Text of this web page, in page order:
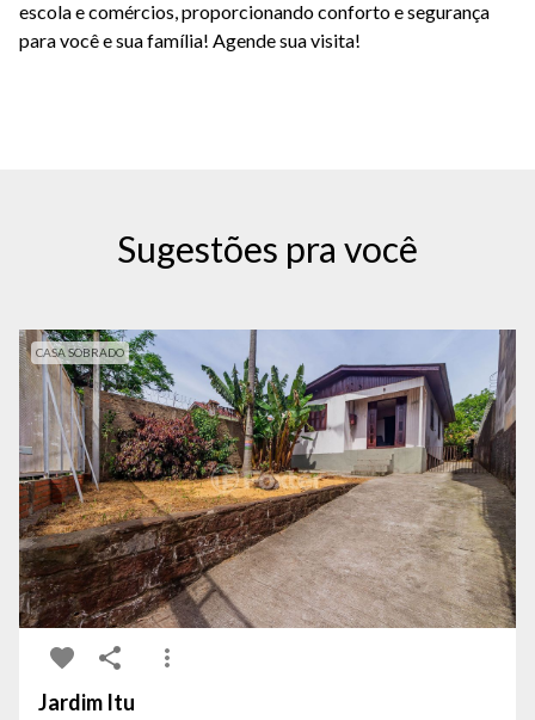
escola e comércios, proporcionando conforto e segurança
para você e sua família! Agende sua visita!
Sugestões pra você
CASA SOBRADO
Jardim Itu